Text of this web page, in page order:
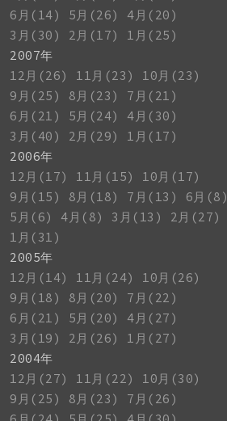
6月(14)
5月(26)
4月(20)
3月(30)
2月(17)
1月(25)
2007年
12月(26)
11月(23)
10月(23)
9月(25)
8月(23)
7月(21)
6月(21)
5月(24)
4月(30)
3月(40)
2月(29)
1月(17)
2006年
12月(17)
11月(15)
10月(17)
9月(15)
8月(18) 7月(13)
6月(8)
5月(6)
4月(8) 3月(13)
2月(27)
1月(31)
2005年
12月(14)
11月(24)
10月(26)
9月(18)
8月(20)
7月(22)
6月(21)
5月(20)
4月(27)
3月(19)
2月(26)
1月(27)
2004年
12月(27)
11月(22)
10月(30)
9月(25)
8月(23)
7月(26)